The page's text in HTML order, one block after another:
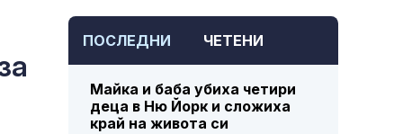
ПОСЛЕДНИ ЧЕТЕНИ
Майка и баба убиха четири
деца в Ню Йорк и сложиха
край на живота си